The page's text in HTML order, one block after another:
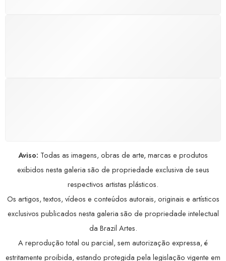
Aviso: Todas as imagens, obras de arte, marcas e produtos
exibidos nesta galeria são de propriedade exclusiva de seus
respectivos artistas plásticos.
Os artigos, textos, vídeos e conteúdos autorais, originais e artísticos
exclusivos publicados nesta galeria são de propriedade intelectual
da Brazil Artes.
A reprodução total ou parcial, sem autorização expressa, é
estritamente proibida, estando protegida pela legislação vigente em